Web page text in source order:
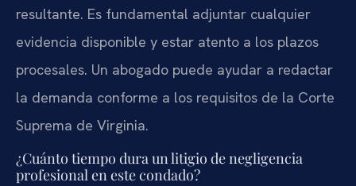
resultante. Es fundamental adjuntar cualquier
evidencia disponible y estar atento a los plazos
procesales. Un abogado puede ayudar a redactar
la demanda conforme a los requisitos de la Corte
Suprema de Virginia.
¿Cuánto tiempo dura un litigio de negligencia
profesional en este condado?